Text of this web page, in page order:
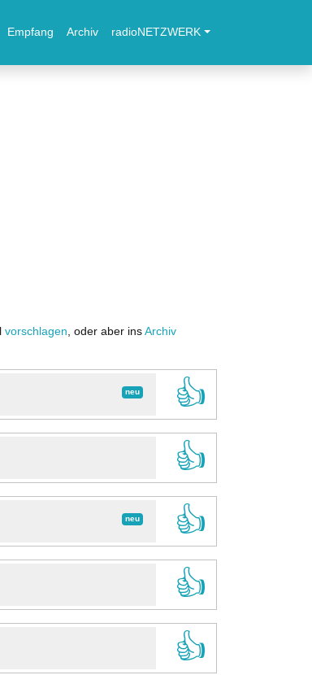
Empfang Archiv radioNETZWERK
vorschlagen , oder aber ins Archiv
neu
👍
👍
neu
👍
👍
👍